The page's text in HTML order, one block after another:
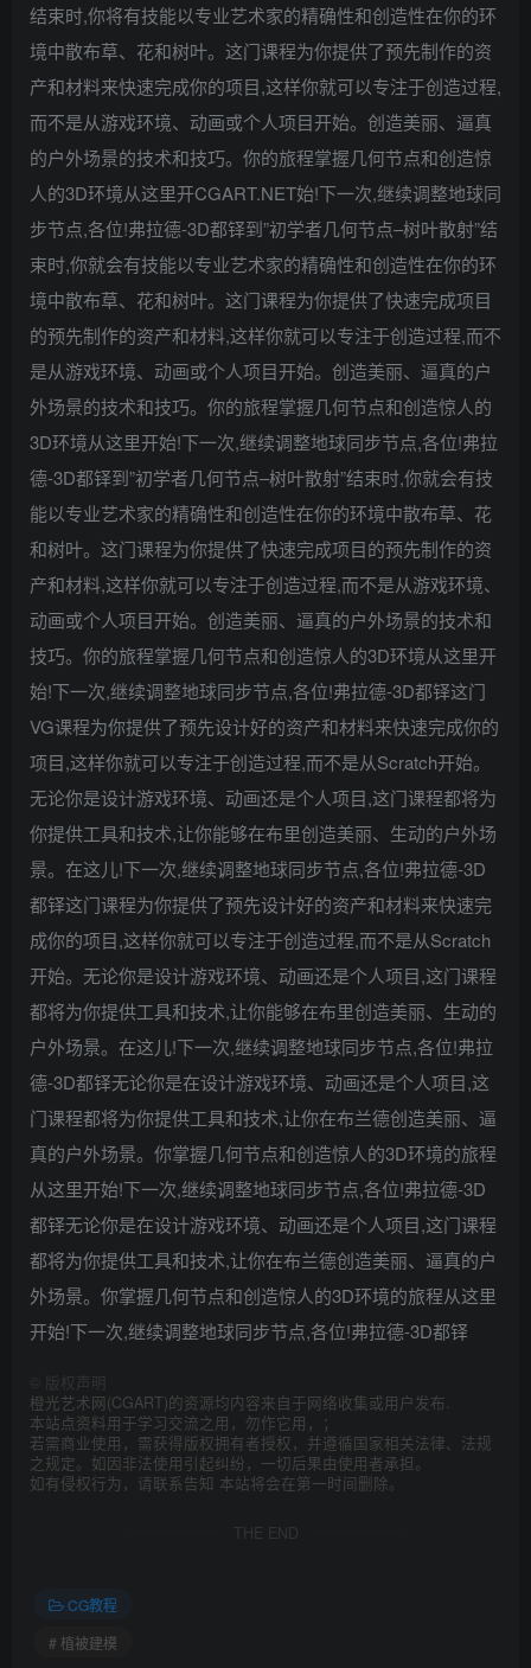
结束时,你将有技能以专业艺术家的精确性和创造性在你的环
境中散布草、花和树叶。这门课程为你提供了预先制作的资
产和材料来快速完成你的项目,这样你就可以专注于创造过程,
而不是从游戏环境、动画或个人项目开始。创造美丽、逼真
的户外场景的技术和技巧。你的旅程掌握几何节点和创造惊
人的3D环境从这里开CGART.NET始!下一次,继续调整地球同
步节点,各位!弗拉德-3D都铎到”初学者几何节点–树叶散射”结
束时,你就会有技能以专业艺术家的精确性和创造性在你的环
境中散布草、花和树叶。这门课程为你提供了快速完成项目
的预先制作的资产和材料,这样你就可以专注于创造过程,而不
是从游戏环境、动画或个人项目开始。创造美丽、逼真的户
外场景的技术和技巧。你的旅程掌握几何节点和创造惊人的
3D环境从这里开始!下一次,继续调整地球同步节点,各位!弗拉
德-3D都铎到”初学者几何节点–树叶散射”结束时,你就会有技
能以专业艺术家的精确性和创造性在你的环境中散布草、花
和树叶。这门课程为你提供了快速完成项目的预先制作的资
产和材料,这样你就可以专注于创造过程,而不是从游戏环境、
动画或个人项目开始。创造美丽、逼真的户外场景的技术和
技巧。你的旅程掌握几何节点和创造惊人的3D环境从这里开
始!下一次,继续调整地球同步节点,各位!弗拉德-3D都铎这门
VG课程为你提供了预先设计好的资产和材料来快速完成你的
项目,这样你就可以专注于创造过程,而不是从Scratch开始。
无论你是设计游戏环境、动画还是个人项目,这门课程都将为
你提供工具和技术,让你能够在布里创造美丽、生动的户外场
景。在这儿!下一次,继续调整地球同步节点,各位!弗拉德-3D
都铎这门课程为你提供了预先设计好的资产和材料来快速完
成你的项目,这样你就可以专注于创造过程,而不是从Scratch
开始。无论你是设计游戏环境、动画还是个人项目,这门课程
都将为你提供工具和技术,让你能够在布里创造美丽、生动的
户外场景。在这儿!下一次,继续调整地球同步节点,各位!弗拉
德-3D都铎无论你是在设计游戏环境、动画还是个人项目,这
门课程都将为你提供工具和技术,让你在布兰德创造美丽、逼
真的户外场景。你掌握几何节点和创造惊人的3D环境的旅程
从这里开始!下一次,继续调整地球同步节点,各位!弗拉德-3D
都铎无论你是在设计游戏环境、动画还是个人项目,这门课程
都将为你提供工具和技术,让你在布兰德创造美丽、逼真的户
外场景。你掌握几何节点和创造惊人的3D环境的旅程从这里
开始!下一次,继续调整地球同步节点,各位!弗拉德-3D都铎
版权声明
橙光艺术网(CGART)的资源均内容来自于网络收集或用户发布.
本站点资料用于学习交流之用，勿作它用，；
若需商业使用，需获得版权拥有者授权，并遵循国家相关法律、法规
之规定。如因非法使用引起纠纷，一切后果由使用者承担。
如有侵权行为，请联系告知 本站将会在第一时间删除。
THE END
CG教程
# 植被建模